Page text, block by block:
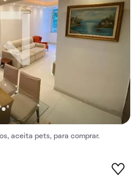
aceita pets, para comprar.